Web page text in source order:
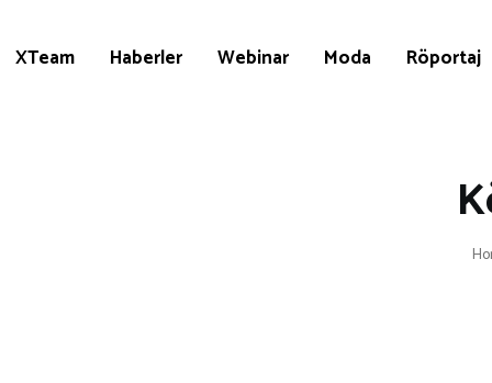
XTeam Haberler Webinar Moda Röportaj
AİRSOFT & PAİNTBALL